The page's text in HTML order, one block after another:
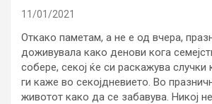
11/01/2021
Откако паметам, а не е од вчера,
доживувала како денови кога
собере, секој ќе си раскажува случки
ги каже во секојдневието. Во
животот како да се забавува. Никој